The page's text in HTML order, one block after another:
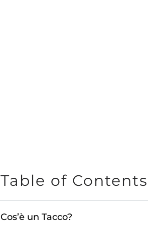
Table of Contents
Cos’è un Tacco?